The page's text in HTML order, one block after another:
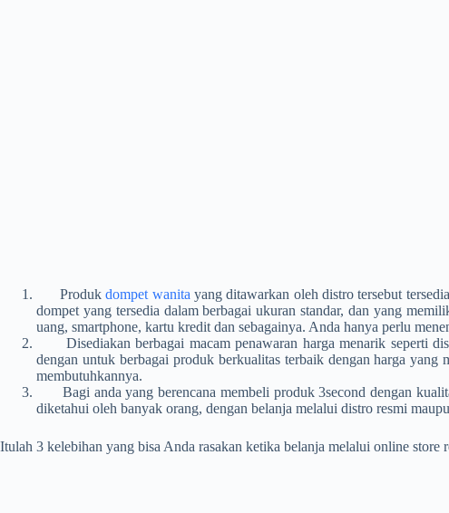
Produkdompet wanita yang ditawarkan oleh distro tersebut
dompet yang tersedia dalam berbagai ukuran standar, dan yang
uang, smartphone, kartu kredit dan sebagainya. Anda hanya perlu
Disediakan berbagai macam penawaran harga menarik seperti
dengan untuk berbagai produk berkualitas terbaik dengan harga
membutuhkannya.
Bagi anda yang berencana membeli produk 3second dengan
diketahui oleh banyak orang, dengan belanja melalui distro resmi
Itulah 3 kelebihan yang bisa Anda rasakan ketika belanja melalui online store